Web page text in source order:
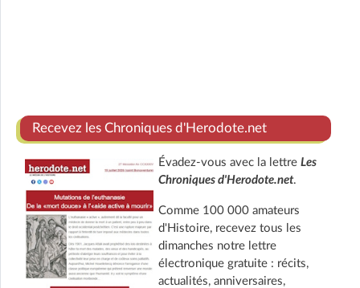
Recevez les Chroniques d'Herodote.net
Évadez-vous avec la lettre Les
Chroniques d'Herodote.net.
Comme 100 000 amateurs
d'Histoire, recevez tous les
dimanches notre lettre
électronique gratuite : récits,
actualités, anniversaires,